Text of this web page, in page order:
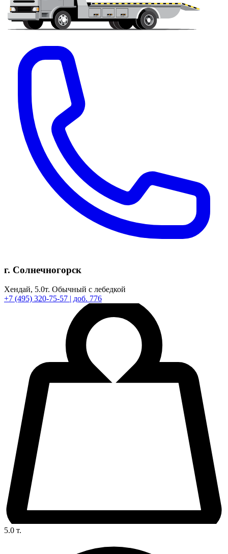
г. Солнечногорск
Хендай, 5.0т. Обычный с лебедкой
+7 (495) 320-75-57 | доб. 776
5.0 т.